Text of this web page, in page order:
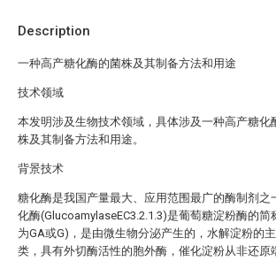
Description
一种高产糖化酶的菌株及其制备方法和用途
技术领域
本发明涉及生物技术领域，具体涉及一种高产糖化
株及其制备方法和用途。
背景技术
糖化酶是我国产量最大、应用范围最广的酶制剂之
化酶(GlucoamylaseEC3.2.1.3)是葡萄糖淀粉酶的简
为GA或G)，是由微生物分泌产生的，水解淀粉的
类，具有外切酶活性的胞外酶，催化淀粉从非还原